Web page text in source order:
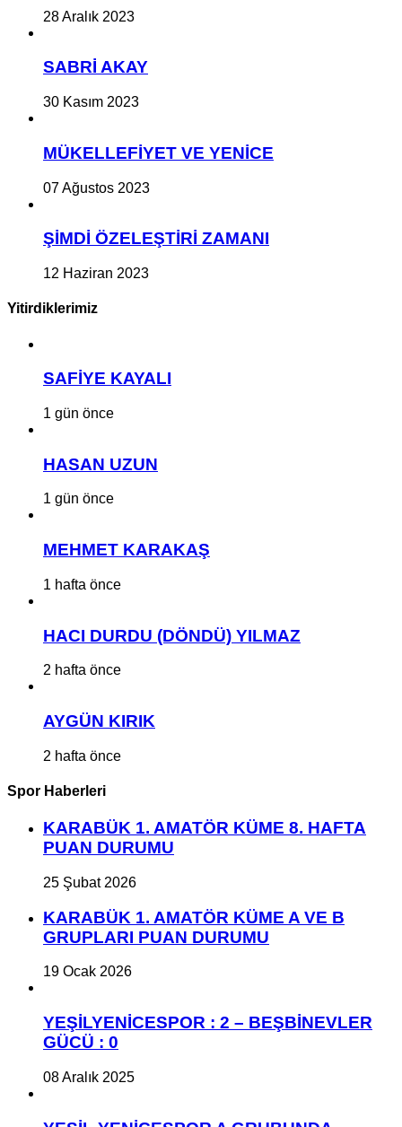
28 Aralık 2023
SABRİ AKAY
30 Kasım 2023
MÜKELLEFİYET VE YENİCE
07 Ağustos 2023
ŞİMDİ ÖZELEŞTİRİ ZAMANI
12 Haziran 2023
Yitirdiklerimiz
SAFİYE KAYALI
1 gün önce
HASAN UZUN
1 gün önce
MEHMET KARAKAŞ
1 hafta önce
HACI DURDU (DÖNDÜ) YILMAZ
2 hafta önce
AYGÜN KIRIK
2 hafta önce
Spor Haberleri
KARABÜK 1. AMATÖR KÜME 8. HAFTA
PUAN DURUMU
25 Şubat 2026
KARABÜK 1. AMATÖR KÜME A VE B
GRUPLARI PUAN DURUMU
19 Ocak 2026
YEŞİLYENİCESPOR : 2 – BEŞBİNEVLER
GÜCÜ : 0
08 Aralık 2025